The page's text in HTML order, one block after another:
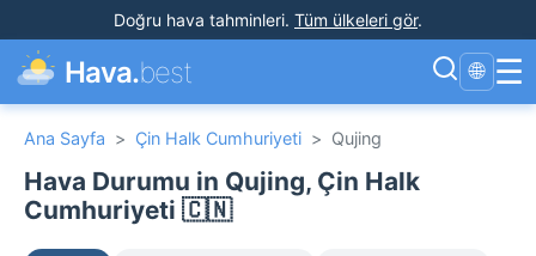
Doğru hava tahminleri. Tüm ülkeleri gör.
Hava.best 🌐 ☰
Ana Sayfa > Çin Halk Cumhuriyeti > Qujing
Hava Durumu in Qujing, Çin Halk
Cumhuriyeti 🇨🇳